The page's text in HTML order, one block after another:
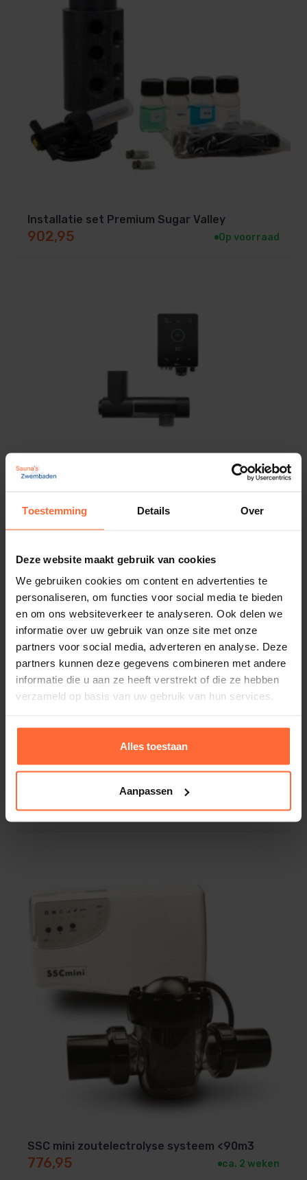
Toestemming Details Over
Deze website maakt gebruik van cookies
We gebruiken cookies om content en advertenties te
personaliseren, om functies voor social media te bieden
en om ons websiteverkeer te analyseren. Ook delen we
informatie over uw gebruik van onze site met onze
partners voor social media, adverteren en analyse. Deze
partners kunnen deze gegevens combineren met andere
informatie die u aan ze heeft verstrekt of die ze hebben
verzameld op basis van uw gebruik van hun services.
Alles toestaan
Aanpassen
Installatie set Premium Sugar Valley
902,95 Op voorraad
Mr. Pure Premium Zout-elektrolyse – MPS22
Snelle levering
555,45 ca. 1 week
SSC mini zoutelectrolyse systeem <90m3
776,95 ca. 2 weken